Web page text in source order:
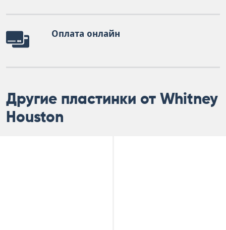
Оплата онлайн
Другие пластинки от Whitney
Houston